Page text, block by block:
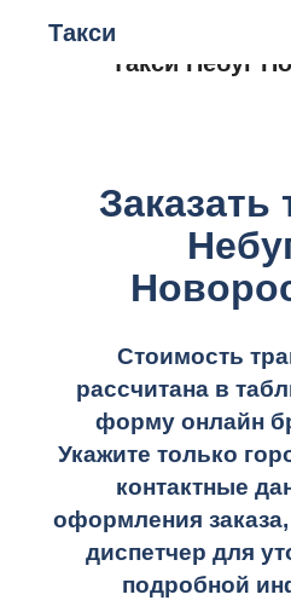
Такси
Такси Небуг
Заказать
Стоимость
рассчитана в
форму онлайн
Укажите только
контактные
оформления
диспетчер для
подробной